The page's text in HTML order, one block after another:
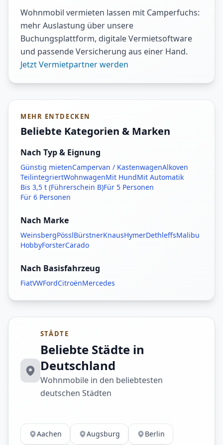
Wohnmobil vermieten lassen mit Camperfuchs:
mehr Auslastung über unsere
Buchungsplattform, digitale Vermietsoftware
und passende Versicherung aus einer Hand.
Jetzt Vermietpartner werden
MEHR ENTDECKEN
Beliebte Kategorien & Marken
Nach Typ & Eignung
Günstig mietenCampervan / KastenwagenAlkoven
TeilintegriertWohnwagenMit HundMit Automatik
Bis 3,5 t (Führerschein B)Für 5 Personen
Für 6 Personen
Nach Marke
WeinsbergPösslBürstnerKnausHymerDethleffsMalibu
HobbyForsterCarado
Nach Basisfahrzeug
FiatVWFordCitroënMercedes
STÄDTE
Beliebte Städte in
Deutschland
Wohnmobile in den beliebtesten
deutschen Städten
Aachen Augsburg Berlin